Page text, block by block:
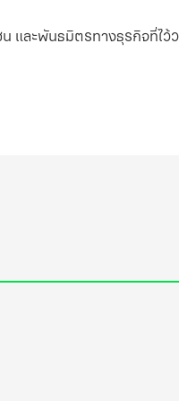
ละพันธมิตรทางธุรกิจที่ไ